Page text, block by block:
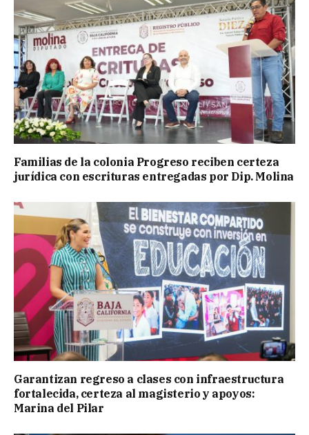
Familias de la colonia Progreso reciben certeza
jurídica con escrituras entregadas por Dip. Molina
Garantizan regreso a clases con infraestructura
fortalecida, certeza al magisterio y apoyos:
Marina del Pilar